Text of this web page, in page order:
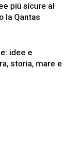
più sicure al
la Qantas
idee e
storia, mare e